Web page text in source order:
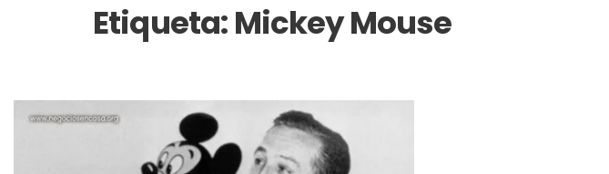
Etiqueta:Mickey Mouse